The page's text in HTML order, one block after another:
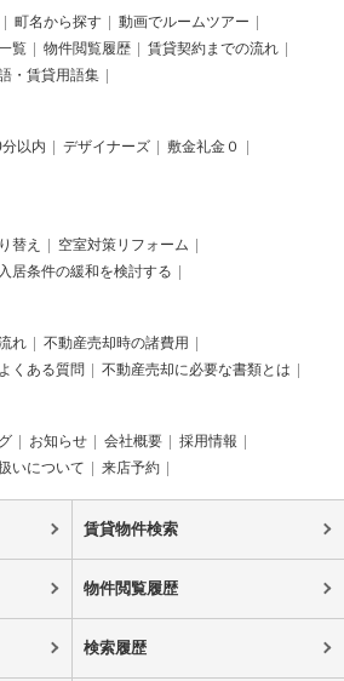
町名から探す
動画でルームツアー
覧 物件閲覧履歴
賃貸契約までの流れ
・賃貸用語集
以内 デザイナーズ
敷金礼金０
替え
空室対策リフォーム
入居条件の緩和を検討する
れ
不動産売却時の諸費用
よくある質問 不動産売却に必要な書類とは
お知らせ 会社概要
採用情報
いについて 来店予約
賃貸物件検索
物件閲覧履歴
検索履歴